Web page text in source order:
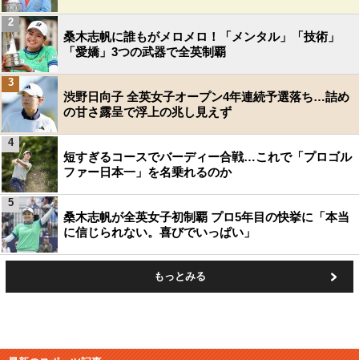
桑木志帆に誰もがメロメロ！「メンタル」「技術」
「愛嬌」3つの武器で全英制覇
2
渋野日向子 全英女子オープン4年連続予選落ち…詰め
の甘さ露呈で浮上の兆し見えず
3
短すぎるコースでバーディー合戦…これで「プロゴル
ファー日本一」を名乗れるのか
4
桑木志帆が全英女子初制覇 プロ5年目の快挙に「本当
に信じられない。喜びでいっぱい」
5
もっとみる